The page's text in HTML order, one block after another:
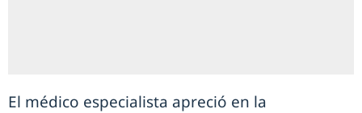
El médico especialista apreció en la